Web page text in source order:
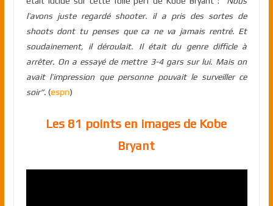
l’avons juste regardé shooter. il a pris des sortes de
shoots dont tu penses que ca ne va jamais rentré. Et
soudainement, il déroulait. Il était du genre difficle à
arrêter. On a essayé de mettre 3-4 gars sur lui. Mais on
avait l’impression que personne pouvait le surveiller ce
soir”. (espn)
Les 81 points en images de Kobe
Bryant